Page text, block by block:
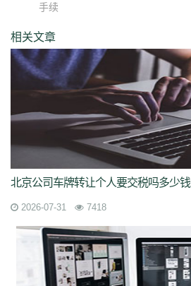
手续
相关文章
北京公司车牌转让个人要交税吗多少钱
2026-07-31 7418